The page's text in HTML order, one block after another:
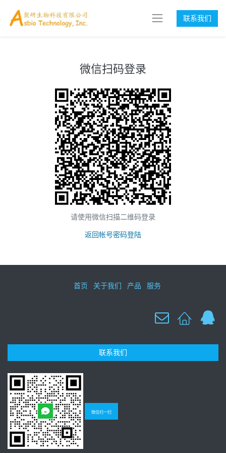
联系我们
微信扫码登录
请使用微信扫描二维码登录
返回帐号密码登陆
首页 关于我们 产品 服务
联系我们
微信扫一扫